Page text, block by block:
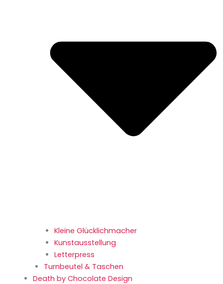
Kleine Glücklich­macher
Kunstaus­stellung
Letterpress
Turnbeutel & Taschen
Death by Chocolate Design